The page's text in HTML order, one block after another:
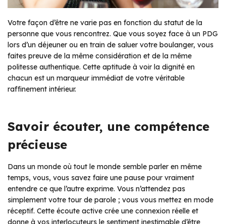
Votre façon d’être ne varie pas en fonction du statut de la
personne que vous rencontrez. Que vous soyez face à un PDG
lors d’un déjeuner ou en train de saluer votre boulanger, vous
faites preuve de la même considération et de la même
politesse authentique. Cette aptitude à voir la dignité en
chacun est un marqueur immédiat de votre véritable
raffinement intérieur.
Savoir écouter, une compétence
précieuse
Dans un monde où tout le monde semble parler en même
temps, vous, vous savez faire une pause pour vraiment
entendre ce que l’autre exprime. Vous n’attendez pas
simplement votre tour de parole ; vous vous mettez en mode
réceptif. Cette écoute active crée une connexion réelle et
donne à vos interlocuteurs le sentiment inestimable d’être